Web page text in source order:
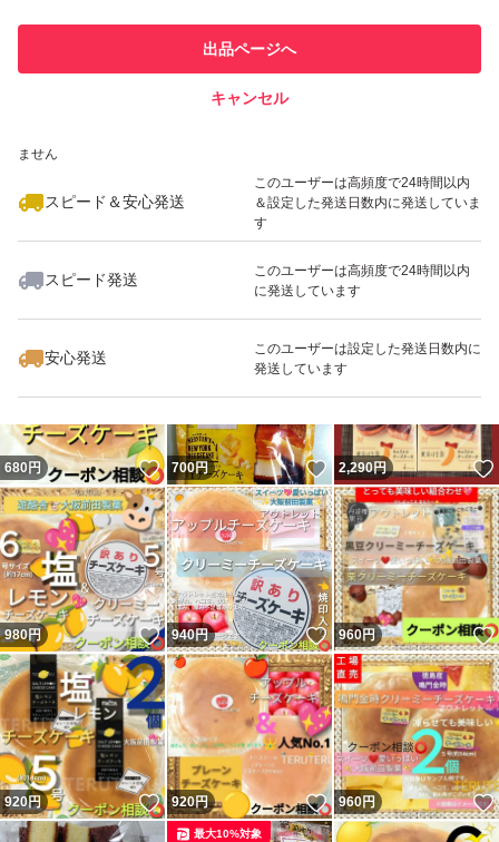
東京ぼーの トーキョーリッチチーズケーキ （10本入り）
での取引実績があります
ません
スピード＆安心発送
このユーザーは高頻度で24時間以内
＆設定した発送日数内に発送していま
す
スピード発送
このユーザーは高頻度で24時間以内
に発送しています
安心発送
このユーザーは設定した発送日数内に
発送しています
出品ページへ
キャンセル
いいね！
960
680 円 いいね！
700円 いいね！
2,290円
980円 いいね！
940円 いいね！
960円
920円 いいね！
920円 いいね！
960円
最大10%対象